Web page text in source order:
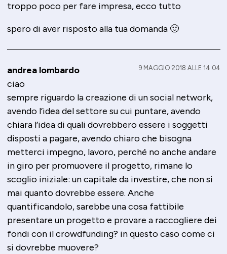
troppo poco per fare impresa, ecco tutto
spero di aver risposto alla tua domanda 🙂
andrea lombardo 9 MAGGIO 2018 ALLE 14:04
ciao
sempre riguardo la creazione di un social network,
avendo l’idea del settore su cui puntare, avendo
chiara l’idea di quali dovrebbero essere i soggetti
disposti a pagare, avendo chiaro che bisogna
metterci impegno, lavoro, perché no anche andare
in giro per promuovere il progetto, rimane lo
scoglio iniziale: un capitale da investire, che non si
mai quanto dovrebbe essere. Anche
quantificandolo, sarebbe una cosa fattibile
presentare un progetto e provare a raccogliere dei
fondi con il crowdfunding? in questo caso come ci
si dovrebbe muovere?